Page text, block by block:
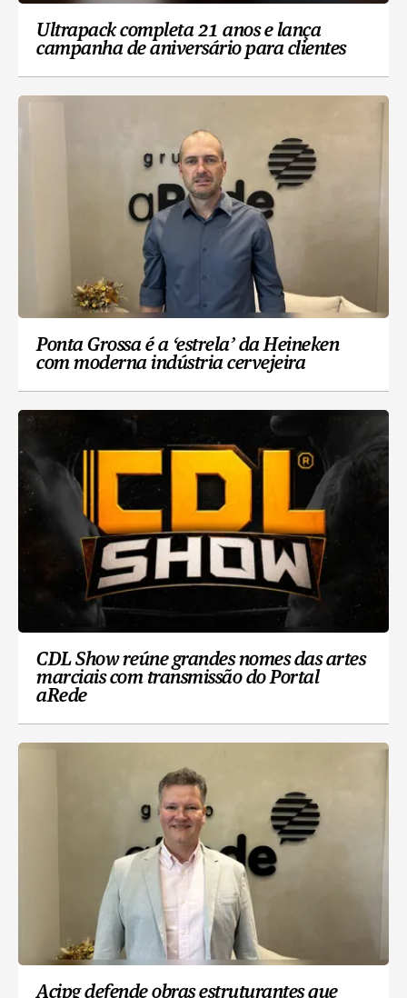
Ultrapack completa 21 anos e lança
campanha de aniversário para clientes
Ponta Grossa é a ‘estrela’ da Heineken
com moderna indústria cervejeira
CDL Show reúne grandes nomes das artes
marciais com transmissão do Portal
aRede
Acipg defende obras estruturantes que